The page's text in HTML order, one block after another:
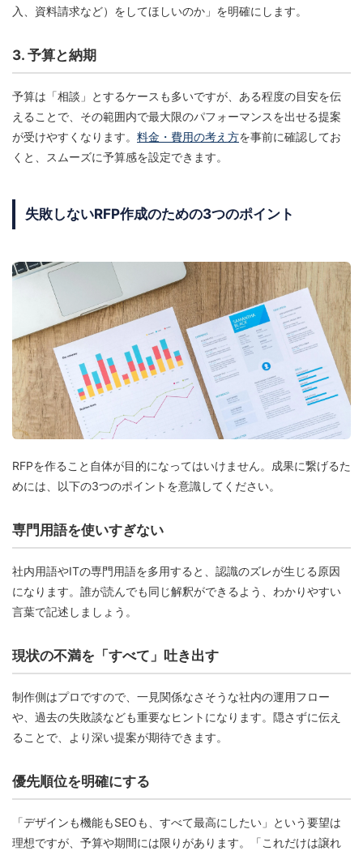
入、資料請求など）をしてほしいのか」を明確にします。
3. 予算と納期
予算は「相談」とするケースも多いですが、ある程度の目安を伝
えることで、その範囲内で最大限のパフォーマンスを出せる提案
が受けやすくなります。 料金・費用の考え方を事前に確認してお
くと、スムーズに予算感を設定できます。
失敗しないRFP作成のための3つのポイント
RFPを作ること自体が目的になってはいけません。成果に繋げるた
めには、以下の3つのポイントを意識してください。
専門用語を使いすぎない
社内用語やITの専門用語を多用すると、認識のズレが生じる原因
になります。誰が読んでも同じ解釈ができるよう、わかりやすい
言葉で記述しましょう。
現状の不満を「すべて」吐き出す
制作側はプロですので、一見関係なさそうな社内の運用フロー
や、過去の失敗談なども重要なヒントになります。隠さずに伝え
ることで、より深い提案が期待できます。
優先順位を明確にする
「デザインも機能もSEOも、すべて最高にしたい」という要望は
理想ですが、予算や期間には限りがあります。「これだけは譲れ